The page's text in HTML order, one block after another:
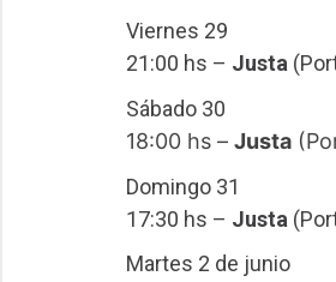
Viernes 29
21:00 hs – Justa
Sábado 30
18:00 hs – Justa
Domingo 31
17:30 hs – Justa
Martes 2 de junio